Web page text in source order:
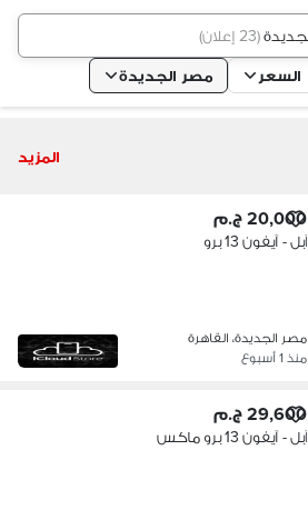
(23 إعلان )
السعر مصر الجديدة
المزيد
20,000 ج.م
آبل - آيفون 13 برو
مصر الجديدة، القاهرة
منذ 1 أسبوع
29,600 ج.م
آبل - آيفون 13 برو ماكس